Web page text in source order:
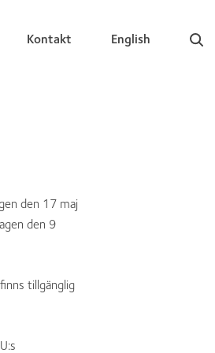
Kontakt English
den 17 maj
den 9
tillgänglig